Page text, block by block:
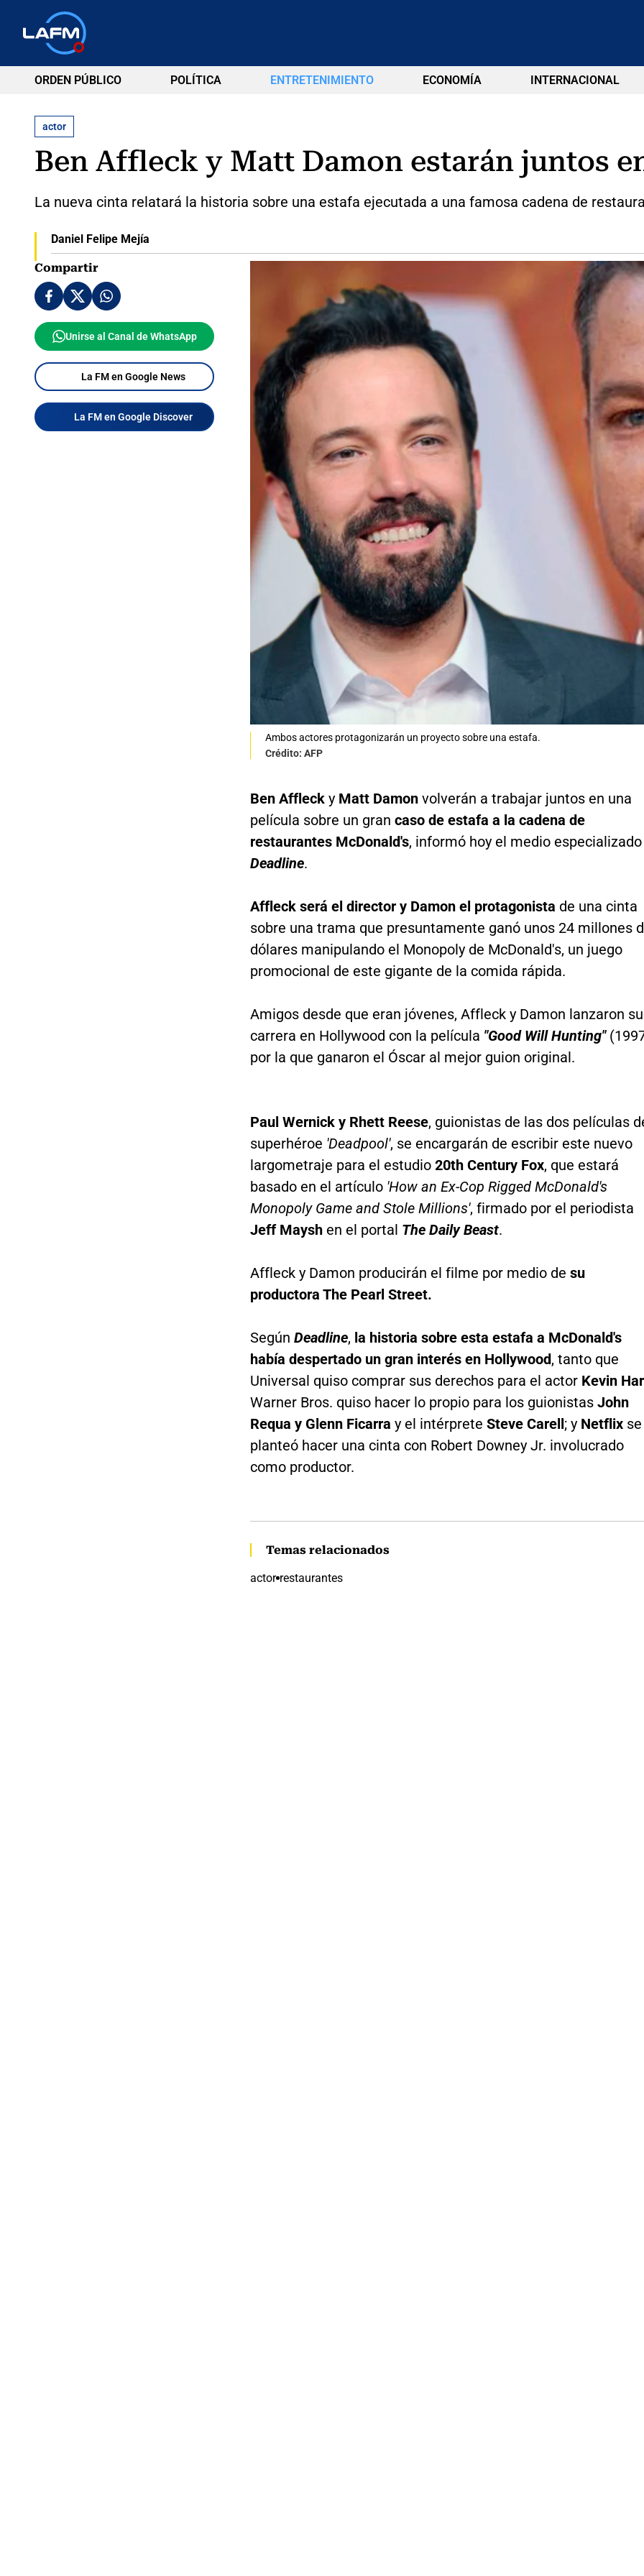
ORDEN PÚBLICO POLÍTICA ENTRETENIMIENTO ECONOMÍA INTERNACIONAL
actor
Ben Affleck y Matt Damon estarán juntos
La nueva cinta relatará la historia sobre una estafa ejecutada a una famosa cadena de
Daniel Felipe Mejía
Compartir
Unirse al Canal de WhatsApp
La FM en Google News
La FM en Google Discover
Ambos actores protagonizarán un proyecto sobre una estafa.
Crédito: AFP
Ben Affleck y Matt Damonvolverán a trabajar juntos en una
película sobre un gran caso de estafa a la cadena de
restaurantes McDonald's, informó hoy el medio especializado
Deadline.
Affleck será el director y Damon el protagonista de una cinta
sobre una trama que presuntamente ganó unos 24 millones
dólares manipulando el Monopoly de McDonald's, un juego
promocional de este gigante de la comida rápida.
Amigos desde que eran jóvenes, Affleck y Damon lanzaron su
carrera en Hollywood con la película "Good Will Hunting"
por la que ganaron el Óscar al mejor guion original.
Paul Wernick y Rhett Reese, guionistas de las dos películas
superhéroe 'Deadpool', se encargarán de escribir este nuevo
largometraje para el estudio20th Century Fox, que estará
basado en el artículo 'How an Ex-Cop Rigged McDonald's
Monopoly Game and Stole Millions', firmado por el periodista
Jeff Mayshen el portal The Daily Beast.
Affleck y Damon producirán el filme por medio de su
productora The Pearl Street.
Según Deadline, la historia sobre esta estafa a McDonald's
había despertado un gran interés en Hollywood, tanto que
Universal quiso comprar sus derechos para el actorKevin
Warner Bros. quiso hacer lo propio para los guionistas John
Requa y Glenn Ficarra y el intérprete Steve Carell; y Netflix se
planteó hacer una cinta con Robert Downey Jr. involucrado
como productor.
Temas relacionados
actor restaurantes